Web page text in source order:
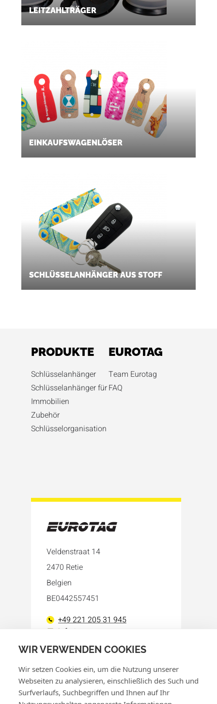
WIR VERWENDEN COOKIES
Wir setzen Cookies ein, um die Nutzung unserer
Webseiten zu analysieren, einschließlich des Such und
Surfverlaufs, Suchbegriffen und Ihnen auf Ihr
LEITZAHLTRÄGER
EINKAUFSWAGENLÖSER
SCHLÜSSELANHÄNGER AUS STOFF
PRODUKTE
Schlüsselanhänger
Schlüsselanhänger für
Immobilien
Zubehör
Schlüsselorganisation
EUROTAG
Team Eurotag
FAQ
Veldenstraat 14
2470 Retie
Belgien
BE0442557451
+49 221 205 31 945
info@eurotag.eu